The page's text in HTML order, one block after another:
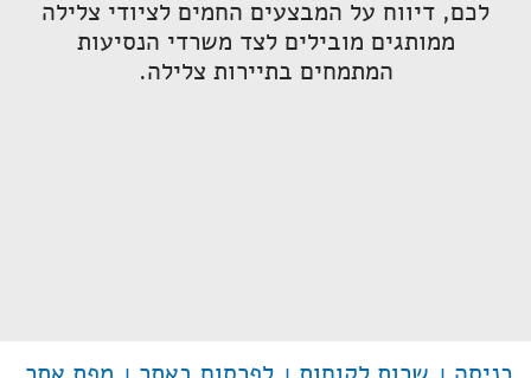
לכם, דיווח על המבצעים החמים לציודי צלילה
ממותגים מובילים לצד משרדי הנסיעות
המתמחים בתיירות צלילה.